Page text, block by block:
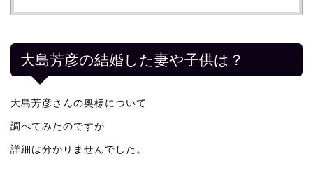
大島芳彦の結婚した妻や子供は？
大島芳彦さんの奥様について
調べてみたのですが
詳細は分かりませんでした。